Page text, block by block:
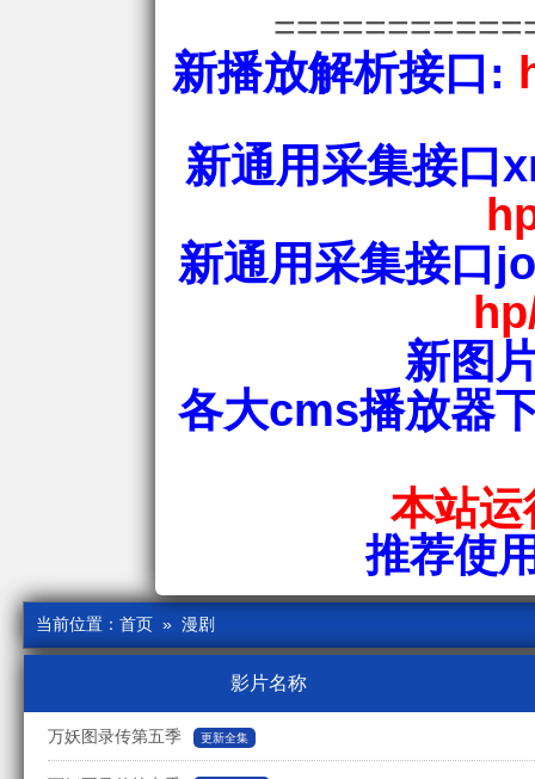
新播放解析接口:
新通用采集接口
新通用采集接口
新图
各大cms播放器
本站
推荐使
当前位置： 首页 » 漫剧
影片名称
万妖图录传第五季 更新全集